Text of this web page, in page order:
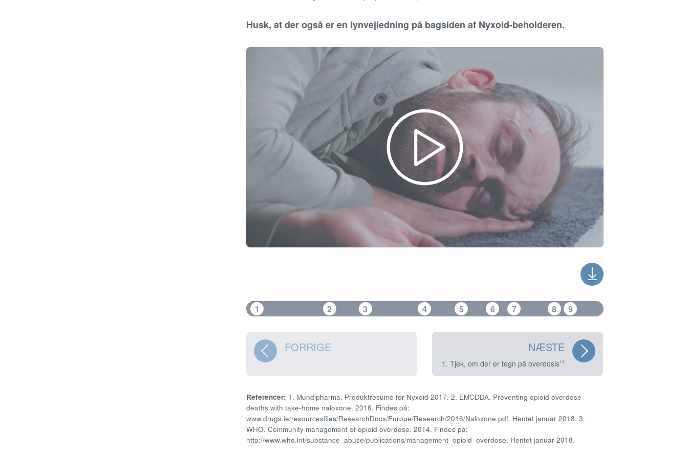
Husk, at der også er en lynvejledning på bagsiden af Nyxoid-beholderen.
1 2 3 4 5 6 7 8 9
FORRIGE NÆSTE
1. Tjek, om der er tegn på overdosis1,2
Referencer: 1. Mundipharma. Produktresumé for Nyxoid 2017. 2. EMCDDA. Preventing opioid overdose
deaths with take-home naloxone. 2016. Findes på:
www.drugs.ie/resourcesfiles/ResearchDocs/Europe/Research/2016/Naloxone.pdf. Hentet januar 2018. 3.
WHO. Community management of opioid overdose. 2014. Findes på:
http://www.who.int/substance_abuse/publications/management_opioid_overdose. Hentet januar 2018.